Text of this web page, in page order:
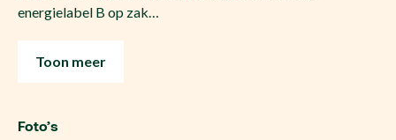
energielabel B op zak…
Toon meer
Foto’s